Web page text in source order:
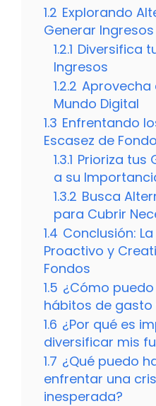
1.2 Explorando
Generar
1.2.1 Diversifica
Ingresos
1.2.2 Aprovecha
Mundo Digital
1.3 Enfrentando
Escasez de
1.3.1 Prioriza tus
a su
1.3.2 Busca
para Cubrir
1.4 Conclusión:
Proactivo y
Fondos
1.5 ¿Cómo
hábitos de gasto
1.6 ¿Por qué es
diversificar mis
1.7 ¿Qué puedo
enfrentar una
inesperada?